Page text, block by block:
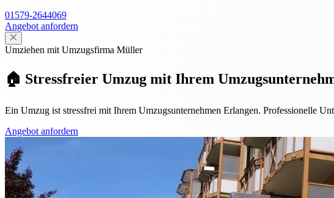
01579-2644069
Angebot anfordern
Umziehen mit Umzugsfirma Müller
🏠 Stressfreier Umzug mit Ihrem
Ein Umzug ist stressfrei mit Ihrem Umzugsunternehmen Erlangen. Professionelle
Angebot anfordern